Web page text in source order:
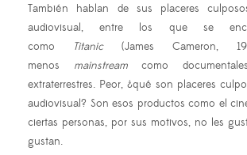
También hablan de sus placeres
audiovisual, entre los que se
como
Titanic(James Cameron,
menos mainstreamcomo
extraterrestres. Peor, ¿qué son placeres
audiovisual? Son esos productos como el
ciertas personas, por sus motivos, no les
gustan.